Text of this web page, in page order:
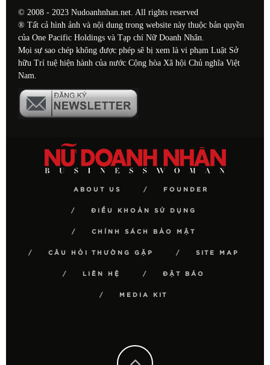
© 2008 - 2023 Nudoanhnhan.net. All rights reserved
® Tất cả hình ảnh và nội dung trong website này thuộc bản quyền
của One Pacific Holdings và Tạp chí Nữ Doanh Nhân.
Mọi sự sao chép không được phép sẽ bị xem là vi phạm Luật Sở
hữu Trí tuệ hiện hành của nước Cộng hòa Xã hội Chủ nghĩa Việt
Nam.
ABOUT US FOUNDER
ĐIỀU KHOẢN SỬ DỤNG
CHÍNH SÁCH BẢO MẬT
CÂU HỎI THƯỜNG GẶP SITE MAP
LIÊN HỆ ĐẶT BÁO
MEDIA KIT